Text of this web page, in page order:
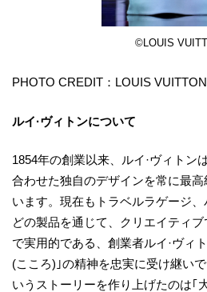
©LOUIS
PHOTO CREDIT：LOUIS VUITTON
ルイ·ヴィトンについて
1854年の創業以来、ルイ·ヴィトン
合わせた独自のデザインを常に最
います。現在もトラベルラゲージ
どの製品を通じて、クリエイティ
で実用的である、創業者ルイ·ヴィ
(こころ)｣の精神を忠実に受け継い
いうストーリーを作り上げたのは｢